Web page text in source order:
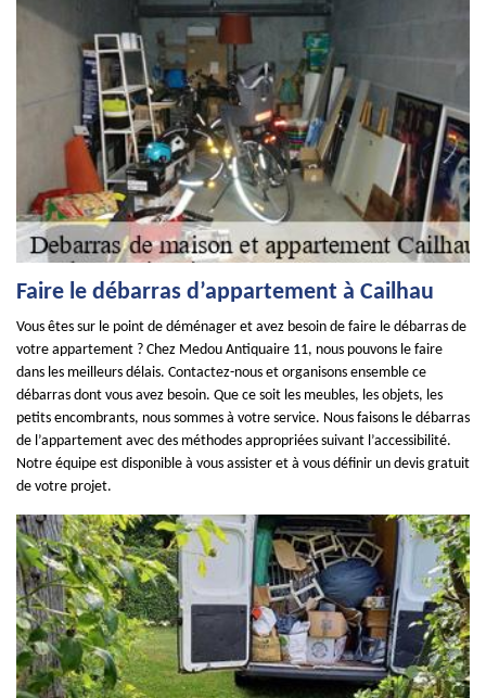
Faire le débarras d’appartement à Cailhau
Vous êtes sur le point de déménager et avez besoin de faire le débarras de
votre appartement ? Chez Medou Antiquaire 11, nous pouvons le faire
dans les meilleurs délais. Contactez-nous et organisons ensemble ce
débarras dont vous avez besoin. Que ce soit les meubles, les objets, les
petits encombrants, nous sommes à votre service. Nous faisons le débarras
de l’appartement avec des méthodes appropriées suivant l’accessibilité.
Notre équipe est disponible à vous assister et à vous définir un devis gratuit
de votre projet.